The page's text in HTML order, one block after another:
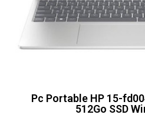
Pc Portable HP 15-
512Go SSD